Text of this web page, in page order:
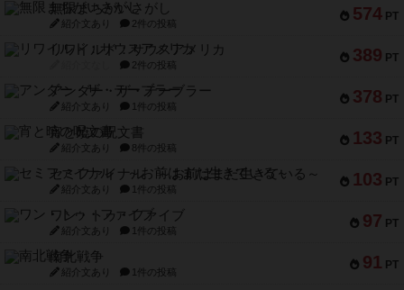
574 PT
無限まちがいさがし
紹介文あり 2件の投稿
389 PT
リワイルド：サウスアメリカ
2件の投稿
378 PT
アンダー・ザ・テーブラー
紹介文あり 1件の投稿
133 PT
宵と暁の呪文書
紹介文あり 8件の投稿
103 PT
セミファイナル ～お前はまだ生きている～
紹介文あり 1件の投稿
97 PT
ワン・トゥ・ファイブ
紹介文あり 1件の投稿
91 PT
南北戦争
紹介文あり 1件の投稿